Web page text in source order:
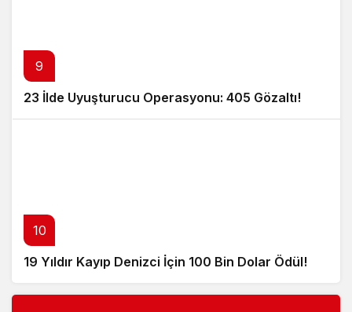
9
23 İlde Uyuşturucu Operasyonu: 405 Gözaltı!
10
19 Yıldır Kayıp Denizci İçin 100 Bin Dolar Ödül!